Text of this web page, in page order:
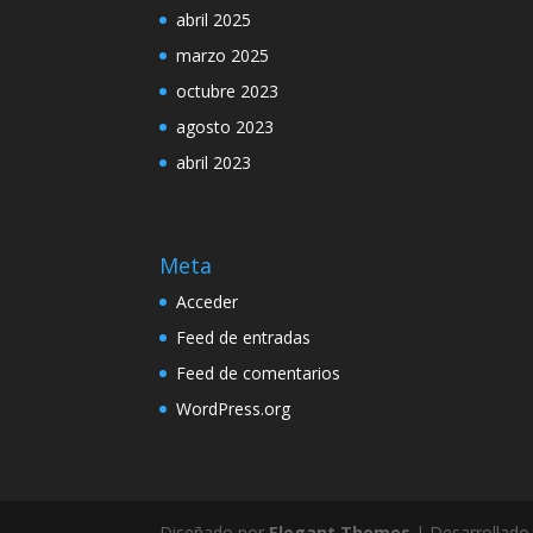
abril 2025
marzo 2025
octubre 2023
agosto 2023
abril 2023
Meta
Acceder
Feed de entradas
Feed de comentarios
WordPress.org